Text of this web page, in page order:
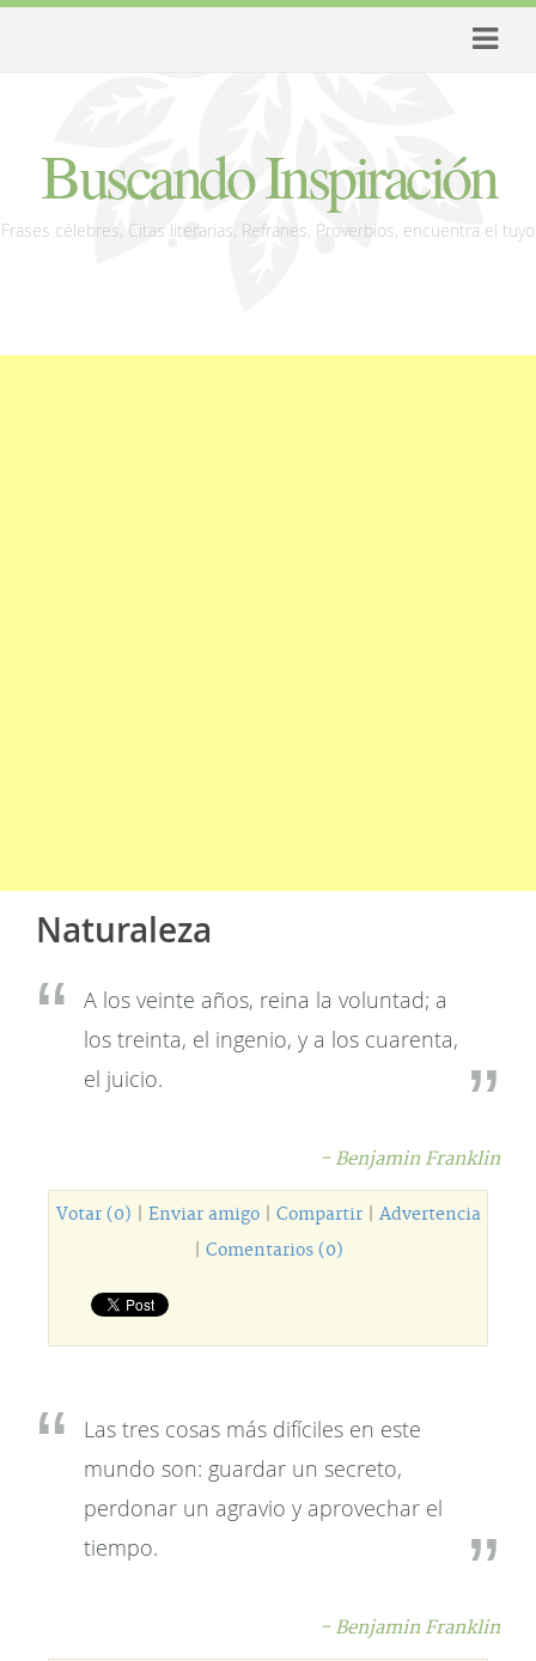
Buscando Inspiración
Frases célebres, Citas literarias, Refranes, Proverbios, encuentra el tuyo
Naturaleza
A los veinte años, reina la voluntad; a
los treinta, el ingenio, y a los cuarenta,
el juicio.
- Benjamin Franklin
Votar (0) Enviar amigo| Compartir| Advertencia
Comentarios (0)
Las tres cosas más difíciles en este
mundo son: guardar un secreto,
perdonar un agravio y aprovechar el
tiempo.
- Benjamin Franklin